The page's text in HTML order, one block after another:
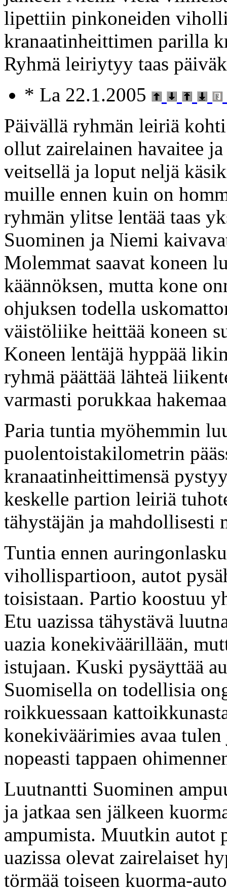
lipettiin pinkoneiden
kranaatinheittimen parilla
Ryhmä leiriytyy taas
* La 22.1.2005
Päivällä ryhmän leiriä
ollut zairelainen havaitee
veitsellä ja loput neljä
muille ennen kuin on
ryhmän ylitse lentää taas
Suominen ja Niemi
Molemmat saavat koneen
käännöksen, mutta kone
ohjuksen todella
väistöliike heittää koneen
Koneen lentäjä hyppää
ryhmä päättää lähteä
varmasti porukkaa
Paria tuntia myöhemmin
puolentoistakilometrin
kranaatinheittimensä
keskelle partion leiriä
tähystäjän ja mahdollisesti
Tuntia ennen
vihollispartioon, autot
toisistaan. Partio koostuu
Etu uazissa tähystävä
uazia konekiväärillään,
istujaan. Kuski pysäyttää
Suomisella on todellisia
roikkuessaan
konekiväärimies avaa
nopeasti tappaen
Luutnantti Suominen
ja jatkaa sen jälkeen
ampumista. Muutkin autot
uazissa olevat zairelaiset
törmää toiseen kuorma-